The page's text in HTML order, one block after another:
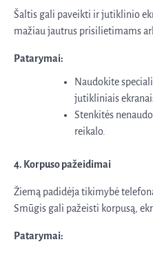
Šaltis gali paveikti ir jutiklinio
mažiau jautrus prisilietimams
Patarymai:
Naudokite
jutikliniais
Stenkitės
reikalo.
4. Korpuso pažeidimai
Žiemą padidėja tikimybė
Smūgis gali pažeisti korpusą,
Patarymai: